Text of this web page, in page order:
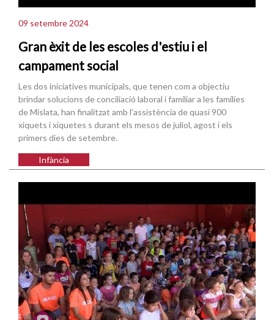
09 setembre 2024
Gran èxit de les escoles d'estiu i el
campament social
Les dos iniciatives municipals, que tenen com a objectiu
brindar solucions de conciliació laboral i familiar a les famílies
de Mislata, han finalitzat amb l'assistència de quasi 900
xiquets i xiquetes s durant els mesos de juliol, agost i els
primers dies de setembre.
Infància